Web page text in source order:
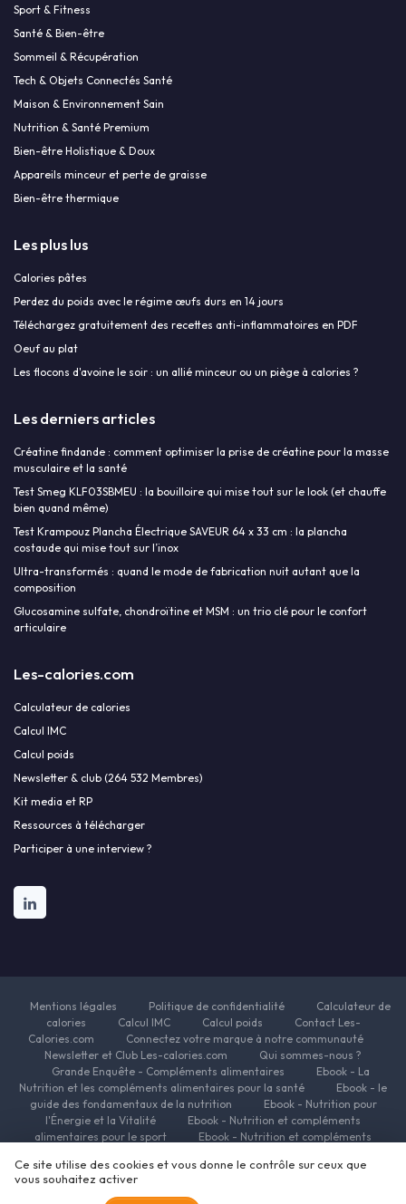
Sport & Fitness
Santé & Bien-être
Sommeil & Récupération
Tech & Objets Connectés Santé
Maison & Environnement Sain
Nutrition & Santé Premium
Bien-être Holistique & Doux
Appareils minceur et perte de graisse
Bien-être thermique
Les plus lus
Calories pâtes
Perdez du poids avec le régime œufs durs en 14 jours
Téléchargez gratuitement des recettes anti-inflammatoires en PDF
Oeuf au plat
Les flocons d'avoine le soir : un allié minceur ou un piège à calories ?
Les derniers articles
Créatine findande : comment optimiser la prise de créatine pour la masse
musculaire et la santé
Test Smeg KLF03SBMEU : la bouilloire qui mise tout sur le look (et chauffe
bien quand même)
Test Krampouz Plancha Électrique SAVEUR 64 x 33 cm : la plancha
costaude qui mise tout sur l’inox
Ultra-transformés : quand le mode de fabrication nuit autant que la
composition
Glucosamine sulfate, chondroïtine et MSM : un trio clé pour le confort
articulaire
Les-calories.com
Calculateur de calories
Calcul IMC
Calcul poids
Newsletter & club (264 532 Membres)
Kit media et RP
Ressources à télécharger
Participer à une interview ?
Mentions légales Politique de confidentialité
Calculateur de
calories
Calcul IMC Calcul poids
Contact Les-
Calories.com
Connectez votre marque à notre communauté
Newsletter et Club Les-calories.com
Qui sommes-nous ?
Grande Enquête - Compléments alimentaires
Ebook - La
Nutrition et les compléments alimentaires pour la santé
Ebook - le
guide des fondamentaux de la nutrition
Ebook - Nutrition pour
l'Énergie et la Vitalité
Ebook - Nutrition et compléments
alimentaires pour le sport
Ebook - Nutrition et compléments
alimentaires pour la minceur
Ressources Nutrition et Compléments
Ce site utilise des cookies et vous donne le contrôle sur ceux que
vous souhaitez activer